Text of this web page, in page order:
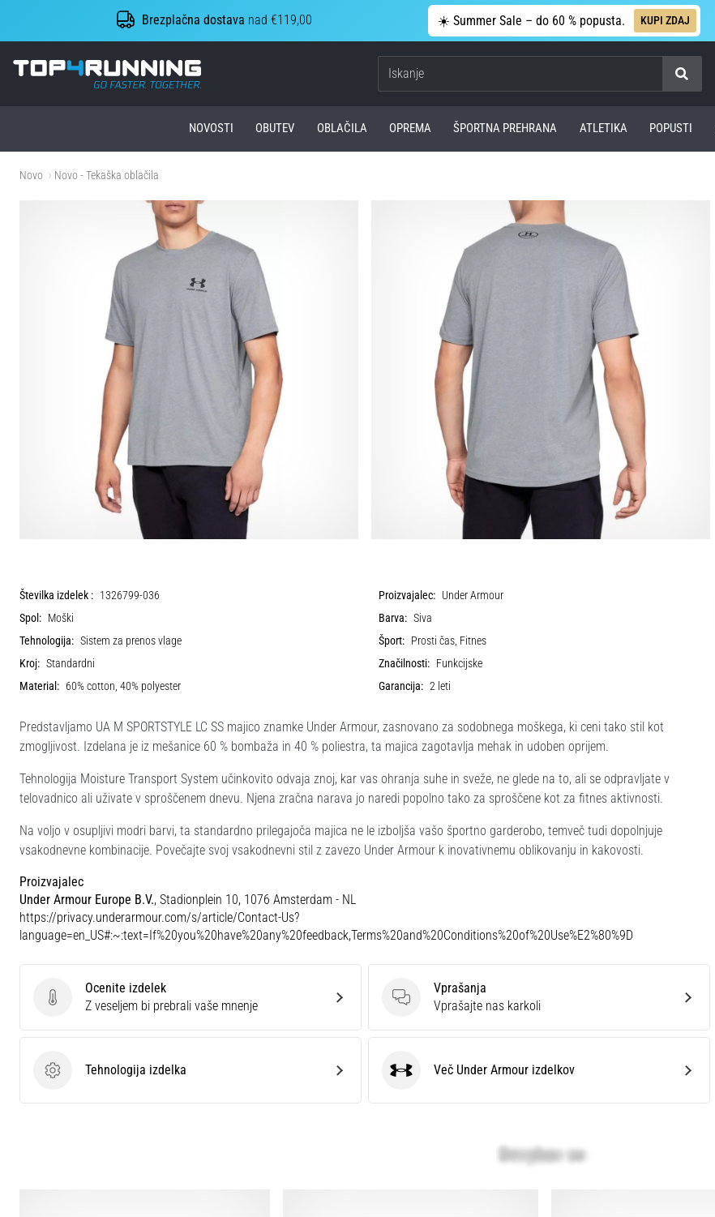
Brezplačna dostava nad €119,00 ☀️ Summer Sale – do 60 % popusta. KUPI ZDAJ
Top4Running.si
Iskanje
NOVOSTI OBUTEV OBLAČILA OPREMA ŠPORTNA PREHRANA ATLETIKA POPUSTI
Novo Novo - Tekaška oblačila
Številka izdelek : 1326799-036 Proizvajalec: Under Armour
Spol: Moški Barva: Siva
Tehnologija: Sistem za prenos vlage Šport: Prosti čas, Fitnes
Kroj: Standardni Značilnosti: Funkcijske
Material: 60% cotton, 40% polyester Garancija: 2 leti
Predstavljamo UA M SPORTSTYLE LC SS majico znamke Under Armour, zasnovano za sodobnega moškega, ki ceni tako stil kot
zmogljivost. Izdelana je iz mešanice 60 % bombaža in 40 % poliestra, ta majica zagotavlja mehak in udoben oprijem.
Tehnologija Moisture Transport System učinkovito odvaja znoj, kar vas ohranja suhe in sveže, ne glede na to, ali se odpravljate v
telovadnico ali uživate v sproščenem dnevu. Njena zračna narava jo naredi popolno tako za sproščene kot za fitnes aktivnosti.
Na voljo v osupljivi modri barvi, ta standardno prilegajoča majica ne le izboljša vašo športno garderobo, temveč tudi dopolnjuje
vsakodnevne kombinacije. Povečajte svoj vsakodnevni stil z zavezo Under Armour k inovativnemu oblikovanju in kakovosti.
Proizvajalec
Under Armour Europe B.V., Stadionplein 10, 1076 Amsterdam - NL
https://privacy.underarmour.com/s/article/Contact-Us?
language=en_US#:~:text=If%20you%20have%20any%20feedback,Terms%20and%20Conditions%20of%20Use%E2%80%9D
Ocenite izdelek
Ocenite izdelek
Z veseljem bi prebrali vaše mnenje
Vprašanja
Vprašanja
Vprašajte nas karkoli
Tehnologija izdelka
Tehnologija izdelka Under Armour
Več Under Armour izdelkov